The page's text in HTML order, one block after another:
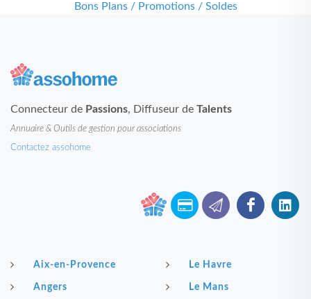
Bons Plans / Promotions / Soldes
Connecteur de Passions, Diffuseur de Talents
Annuaire & Outils de gestion pour associations
Contactez assohome
Aix-en-Provence
Angers
Le Havre
Le Mans